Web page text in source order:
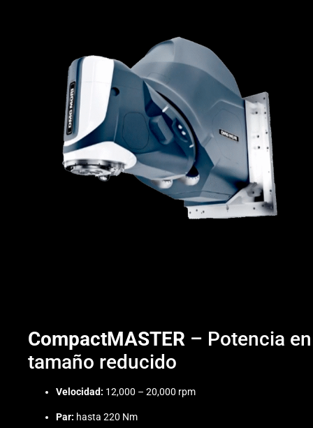
CompactMASTER – Potencia en
tamaño reducido
Velocidad: 12,000 – 20,000 rpm
Par: hasta 220 Nm